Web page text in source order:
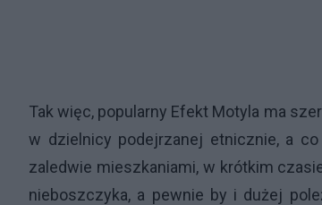
Tak więc, popularny Efekt Motyla ma
w dzielnicy podejrzanej etnicznie, a
zaledwie mieszkaniami, w krótkim
nieboszczyka, a pewnie by i dużej